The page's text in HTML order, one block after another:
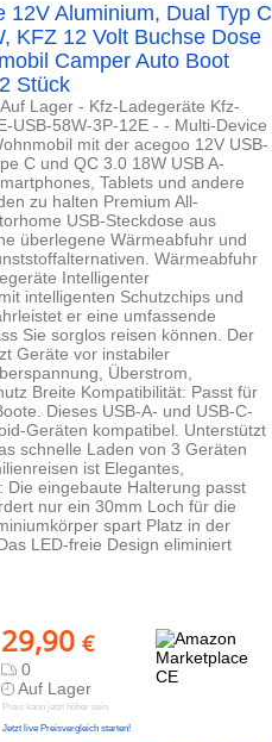
12V Aluminium, Dual Typ C
KFZ 12 Volt Buchse Dose
Camper Auto Boot
Stück
Lager - Kfz-Ladegeräte Kfz-
USB-58W-3P-12E - - Multi-Device
mit der acegoo 12V USB-
C und QC 3.0 18W USB A-
Tablets und andere
zu halten Premium All-
USB-Steckdose aus
überlegene Wärmeabfuhr und
Wärmeabfuhr
Intelligenter
intelligenten Schutzchips und
er eine umfassende
Sie sorglos reisen können. Der
Geräte vor instabiler
Überstrom,
Breite Kompatibilität: Passt für
Dieses USB-A- und USB-C-
Geräten kompatibel. Unterstützt
schnelle Laden von 3 Geräten
ist Elegantes,
Die eingebaute Halterung passt
nur ein 30mm Loch für die
spart Platz in der
LED-freie Design eliminiert
29,90 €
0
Auf Lager
Preis kann jetzt höher sein
Jetzt live Preisvergleich starten!